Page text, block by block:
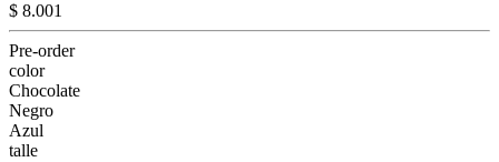
$ 8.001
Pre-order
color
Chocolate
Negro
Azul
talle